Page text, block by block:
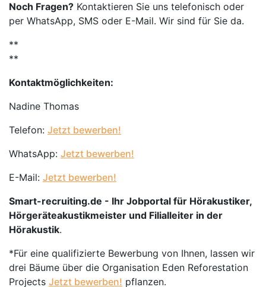
Noch Fragen? Kontaktieren Sie uns telefonisch oder
per WhatsApp, SMS oder E-Mail. Wir sind für Sie da.
**
**
Kontaktmöglichkeiten:
Nadine Thomas
Telefon: Jetzt bewerben!
WhatsApp: Jetzt bewerben!
E-Mail: Jetzt bewerben!
Smart-recruiting.de - Ihr Jobportal für Hörakustiker,
Hörgeräteakustikmeister und Filialleiter in der
Hörakustik.
*Für eine qualifizierte Bewerbung von Ihnen, lassen wir
drei Bäume über die Organisation Eden Reforestation
Projects Jetzt bewerben! pflanzen.